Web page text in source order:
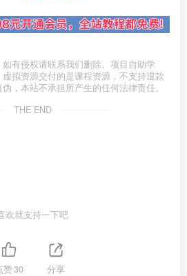
有侵权请联系我们删除。项目自助学
拟资源交付的是课程资源，不支持退款
，本站不承担所产生的任何法律责任。
THE END
欢就支持一下吧
赞30 分享